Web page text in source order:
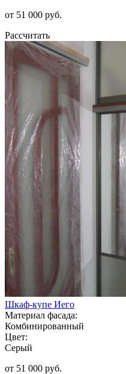
от 51 000 руб.
Рассчитать
Шкаф-купе Иего
Материал фасада:
Комбинированный
Цвет:
Серый
от 51 000 руб.